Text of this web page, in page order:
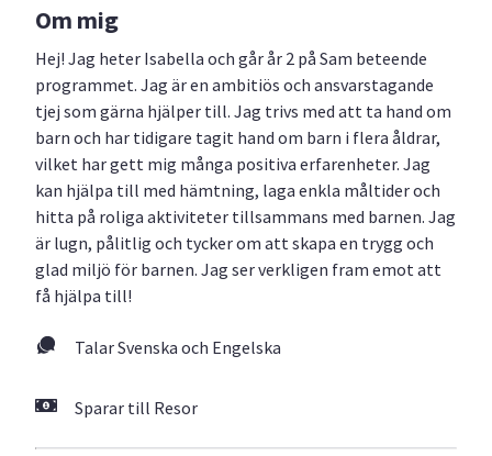
Om mig
Hej! Jag heter Isabella och går år 2 på Sam beteende
programmet. Jag är en ambitiös och ansvarstagande
tjej som gärna hjälper till. Jag trivs med att ta hand om
barn och har tidigare tagit hand om barn i flera åldrar,
vilket har gett mig många positiva erfarenheter. Jag
kan hjälpa till med hämtning, laga enkla måltider och
hitta på roliga aktiviteter tillsammans med barnen. Jag
är lugn, pålitlig och tycker om att skapa en trygg och
glad miljö för barnen. Jag ser verkligen fram emot att
få hjälpa till!
Talar Svenska och Engelska
Sparar till Resor